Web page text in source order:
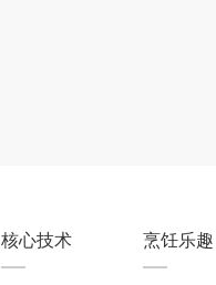
核心技术 烹饪乐趣